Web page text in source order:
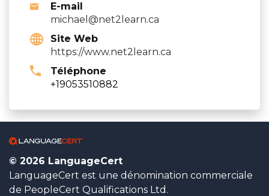
E-mail
michael@net2learn.ca
Site Web
https://www.net2learn.ca
Téléphone
+19053510882
© 2026 LanguageCert
LanguageCert est une dénomination commerciale
de PeopleCert Qualifications Ltd.